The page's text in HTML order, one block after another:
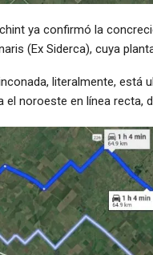
ya confirmó la
(Ex Siderca), cuya
literalmente,
el noroeste en línea recta,